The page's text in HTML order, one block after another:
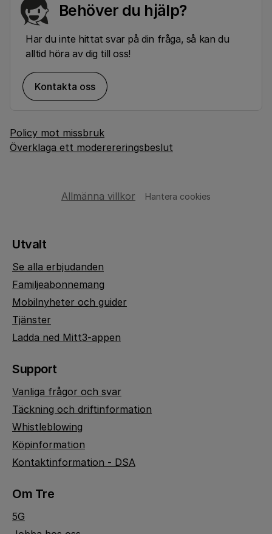
Behöver du hjälp?
Har du inte hittat svar på din fråga, så kan du
alltid höra av dig till oss!
Kontakta oss
Policy mot missbruk
Överklaga ett moderereringsbeslut
Allmänna villkor Hantera cookies
Utvalt
Se alla erbjudanden
Familjeabonnemang
Mobilnyheter och guider
Tjänster
Ladda ned Mitt3-appen
Support
Vanliga frågor och svar
Täckning och driftinformation
Whistleblowing
Köpinformation
Kontaktinformation - DSA
Om Tre
5G